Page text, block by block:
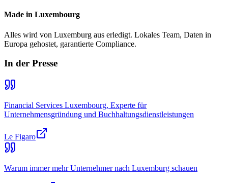
Made in Luxembourg
Alles wird von Luxemburg aus erledigt. Lokales Team, Daten in
Europa gehostet, garantierte Compliance.
In der Presse
Financial Services Luxembourg, Experte für
Unternehmensgründung und Buchhaltungsdienstleistungen
Le Figaro
Warum immer mehr Unternehmer nach Luxemburg schauen